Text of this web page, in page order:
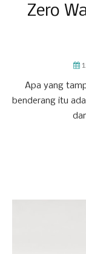
Zero
Apa yang
benderang itu